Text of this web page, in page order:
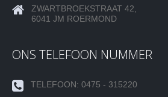
ZWARTBROEKSTRAAT 42,
6041 JM ROERMOND
ONS TELEFOON NUMMER
TELEFOON: 0475 - 315220